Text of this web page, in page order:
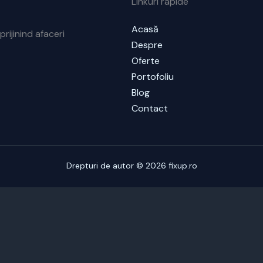
afaceri
Acasă
Despre
Oferte
Portofoliu
Blog
Contact
Drepturi de autor © 2026 fixup.ro